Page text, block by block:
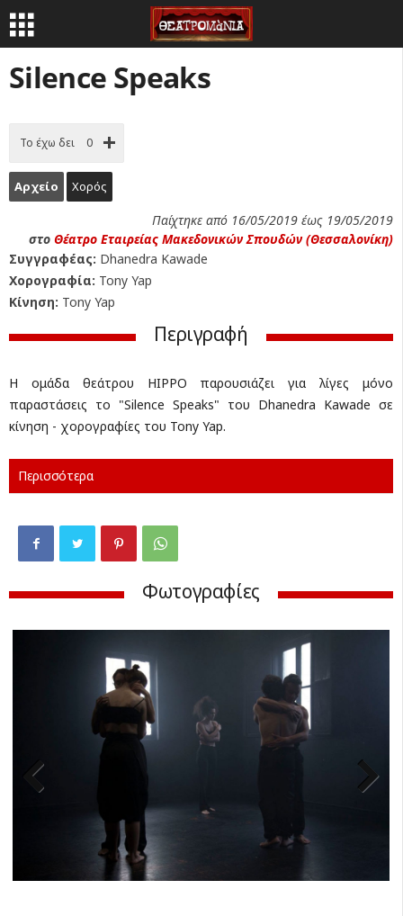
Silence Speaks
Το έχω δει 0
Αρχείο Χορός
Παίχτηκε από 16/05/2019 έως 19/05/2019
στο Θέατρο Εταιρείας Μακεδονικών Σπουδών (Θεσσαλονίκη)
Συγγραφέας: Dhanedra Kawade
Χορογραφία: Tony Yap
Κίνηση: Tony Yap
Περιγραφή
Η ομάδα θεάτρου HIPPO παρουσιάζει για λίγες μόνο
παραστάσεις το "Silence Speaks" του Dhanedra Kawade σε
κίνηση - χορογραφίες του Tony Yap.
Περισσότερα
Φωτογραφίες